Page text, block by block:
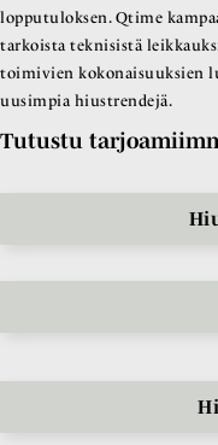
lopputuloksen. Qtime
tarkoista teknisistä
toimivien kokonaisuuksien
uusimpia hiustrendejä.
Tutustu